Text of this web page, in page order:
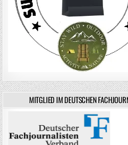
MITGLIED IM DEUTSCHEN